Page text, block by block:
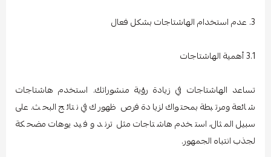
3. عدم استخدام الهاشتاجات بشكل فعال
3.1 أهمية الهاشتاجات
تساعد الهاشتاجات في زيادة رؤية منشوراتك. استخدم هاشتاجات
شائعة ومرتبطة بمحتواك لزيادة فرص ظهورك في نتائج البحث. على
سبيل المثال، استخدم هاشتاجات مثل ترند و فيديوهات مضحكة
لجذب انتباه الجمهور.